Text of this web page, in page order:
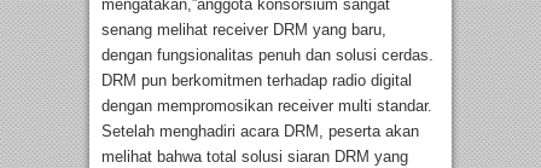
mengatakan,”anggota konsorsium sangat
senang melihat receiver DRM yang baru,
dengan fungsionalitas penuh dan solusi cerdas.
DRM pun berkomitmen terhadap radio digital
dengan mempromosikan receiver multi standar.
Setelah menghadiri acara DRM, peserta akan
melihat bahwa total solusi siaran DRM yang